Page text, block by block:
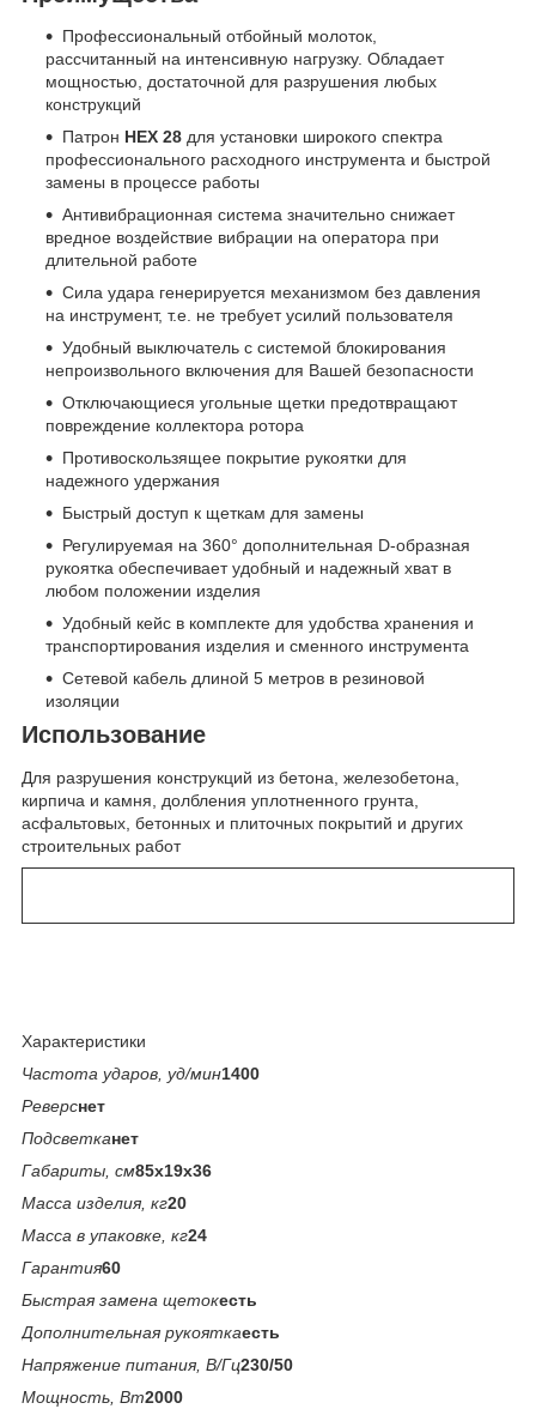
Профессиональный отбойный молоток,
рассчитанный на интенсивную нагрузку. Обладает
мощностью, достаточной для разрушения любых
конструкций
Патрон НЕХ 28 для установки широкого спектра
профессионального расходного инструмента и быстрой
замены в процессе работы
Антивибрационная система значительно снижает
вредное воздействие вибрации на оператора при
длительной работе
Сила удара генерируется механизмом без давления
на инструмент, т.е. не требует усилий пользователя
Удобный выключатель с системой блокирования
непроизвольного включения для Вашей безопасности
Отключающиеся угольные щетки предотвращают
повреждение коллектора ротора
Противоскользящее покрытие рукоятки для
надежного удержания
Быстрый доступ к щеткам для замены
Регулируемая на 360° дополнительная D-образная
рукоятка обеспечивает удобный и надежный хват в
любом положении изделия
Удобный кейс в комплекте для удобства хранения и
транспортирования изделия и сменного инструмента
Сетевой кабель длиной 5 метров в резиновой
изоляции
Использование
Для разрушения конструкций из бетона, железобетона,
кирпича и камня, долбления уплотненного грунта,
асфальтовых, бетонных и плиточных покрытий и других
строительных работ
Характеристики
Частота ударов, уд/мин1400
Реверснет
Подсветканет
Габариты, см85x19x36
Масса изделия, кг20
Масса в упаковке, кг24
Гарантия60
Быстрая замена щетокесть
Дополнительная рукояткаесть
Напряжение питания, В/Гц230/50
Мощность, Вт2000